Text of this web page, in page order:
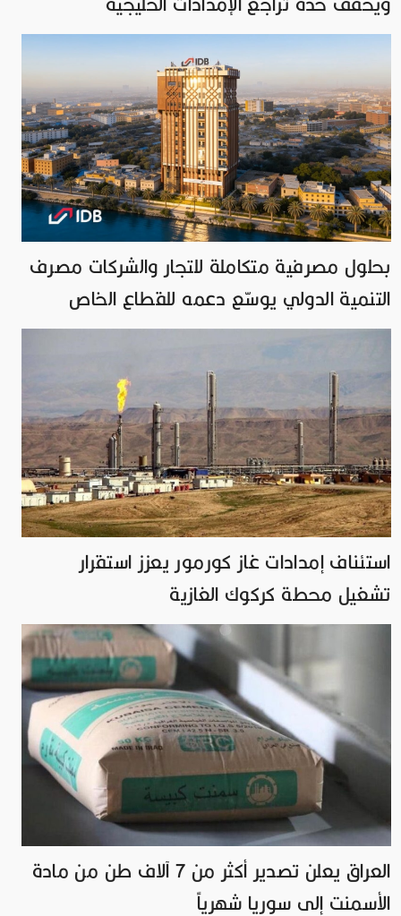
ويخفف حدة تراجع الإمدادات الخليجية
بحلول مصرفية متكاملة للتجار والشركات مصرف
التنمية الدولي يوسّع دعمه للقطاع الخاص
استئناف إمدادات غاز كورمور يعزز استقرار
تشغيل محطة كركوك الغازية
العراق يعلن تصدير أكثر من 7 آلاف طن من مادة
الأسمنت إلى سوريا شهرياً